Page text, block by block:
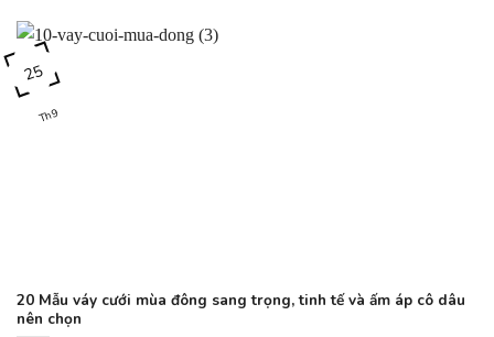
20 Mẫu váy cưới mùa đông sang trọng, tinh tế và ấm áp cô dâu
nên chọn
25
Th9